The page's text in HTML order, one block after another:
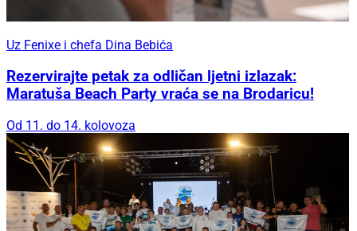
Uz Fenixe i chefa Dina Bebića
Rezervirajte petak za odličan ljetni izlazak:
Maratuša Beach Party vraća se na Brodaricu!
Od 11. do 14. kolovoza